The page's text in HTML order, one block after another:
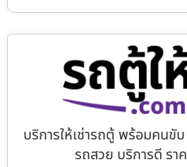
บริการให้เช่ารถตู้ พร้อมคนขั
รถสวย บริการดี รา